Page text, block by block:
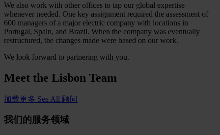
We also work with other offices to tap our global expertise
whenever needed. One key assignment required the assessment of
600 managers of a major electric company with locations in
Portugal, Spain, and Brazil. When the company was eventually
restructured, the changes made were based on our work.
We look forward to partnering with you.
Meet the Lisbon Team
加载更多 See All 顾问
我们的服务领域